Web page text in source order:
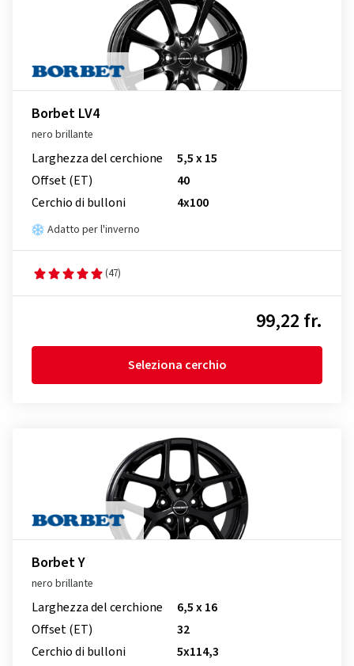
Borbet LV4
nero brillante
Larghezza del cerchione
5,5 x 15
Offset (ET)
40
Cerchio di bulloni
4x100
Adatto per l'inverno
(47)
99,22 fr.
Seleziona cerchio
Borbet Y
nero brillante
Larghezza del cerchione
6,5 x 16
Offset (ET)
32
Cerchio di bulloni
5x114,3